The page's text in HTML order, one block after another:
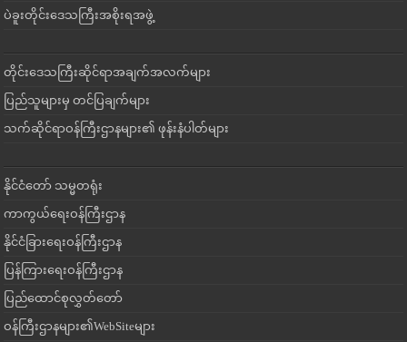
ပဲခူးတိုင်းဒေသကြီးအစိုးရအဖွဲ့
တိုင်းဒေသကြီးဆိုင်ရာအချက်အလက်များ
ပြည်သူများမှ တင်ပြချက်များ
သက်ဆိုင်ရာဝန်ကြီးဌာနများ၏ ဖုန်းနံပါတ်များ
နိုင်ငံတော် သမ္မတရုံး
ကာကွယ်ရေးဝန်ကြီးဌာန
နိုင်ငံခြားရေးဝန်ကြီးဌာန
ပြန်ကြားရေးဝန်ကြီးဌာန
ပြည်ထောင်စုလွှတ်တော်
ဝန်ကြီးဌာနများ၏WebSiteများ